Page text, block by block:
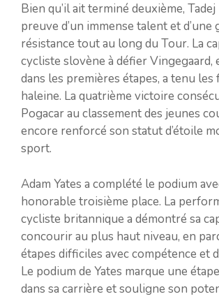
Bien qu’il ait terminé deuxième,
preuve d’un immense talent et d’une
résistance tout au long du Tour. La
cycliste slovène à défier Vingegaard,
dans les premières étapes, a tenu les
haleine. La quatrième victoire
Pogacar au classement des jeunes
encore renforcé son statut d’étoile
sport.
Adam Yates a complété le podium
honorable troisième place. La
cycliste britannique a démontré sa
concourir au plus haut niveau, en
étapes difficiles avec compétence et
Le podium de Yates marque une
dans sa carrière et souligne son